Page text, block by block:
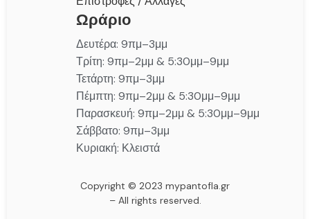
Ωράριο
Δευτέρα: 9πμ–3μμ
Τρίτη: 9πμ–2μμ & 5:30μμ–9μμ
Τετάρτη: 9πμ–3μμ
Πέμπτη: 9πμ–2μμ & 5:30μμ–9μμ
Παρασκευή: 9πμ–2μμ & 5:30μμ–9μμ
Σάββατο: 9πμ–3μμ
Κυριακή: Κλειστά
Copyright © 2023 mypantofla.gr
– All rights reserved.